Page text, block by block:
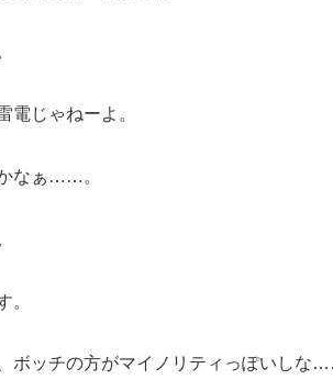
じゃねーよ。
なぁ……。
。
ボッチの方がマイノリティっぽいしな